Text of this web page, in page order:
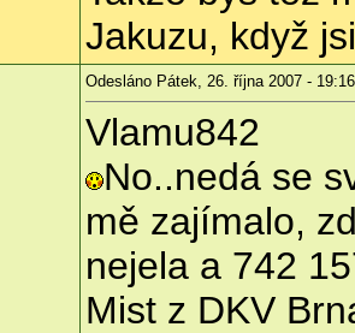
Jakuzu, když
Odesláno Pátek, 26. října 2007 - 19:16
Vlamu842
No..nedá se
mě zajímalo,
nejela a 742
Mist z DKV